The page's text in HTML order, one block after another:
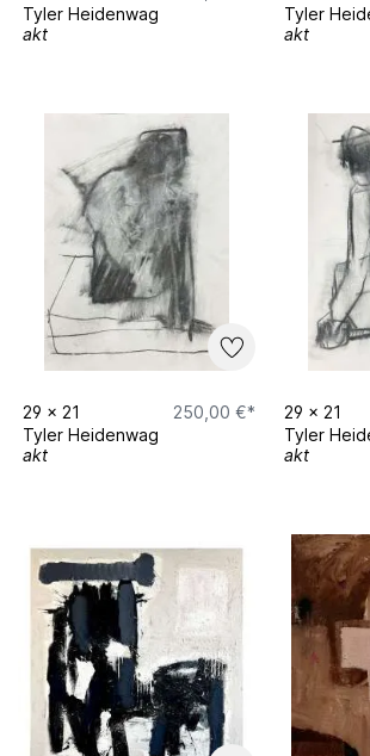
Tyler Heidenwag
akt
Tyler
akt
29 x 21
250,00 €*
Tyler Heidenwag
akt
29 x 21
Tyler
akt